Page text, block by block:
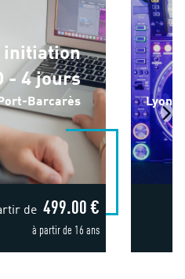
initiation
- 4 jours
Barcarès
de 499.00 €
à partir de 16 ans
Lyon